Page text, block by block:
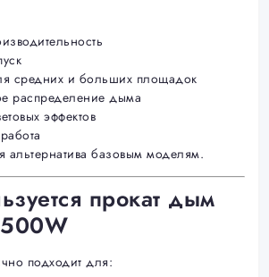
средних и больших площадок
распределение дыма
эффектов
базовым моделям.
прокат дым
подходит для: